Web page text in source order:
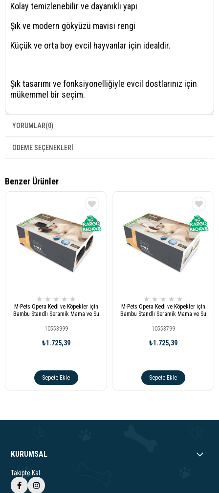
Kolay temizlenebilir ve dayanıklı yapı
Şık ve modern gökyüzü mavisi rengi
Küçük ve orta boy evcil hayvanlar için idealdir.
Şık tasarımı ve fonksiyonelliğiyle evcil dostlarınız için
mükemmel bir seçim.
YORUMLAR(0)
ÖDEME SEÇENEKLERI
Benzer Ürünler
★ ★ ★ ★ ★
M-Pets Opera Kedi ve Köpekler için
Bambu Standlı Seramik Mama ve Su
10553999
₺1.725,39
Sepete Ekle
★ ★ ★ ★ ★
M-Pets Opera Kedi ve Köpekler için
Bambu Standlı Seramik Mama ve Su
10553799
₺1.725,39
Sepete Ekle
KURUMSAL
Takipte Kal